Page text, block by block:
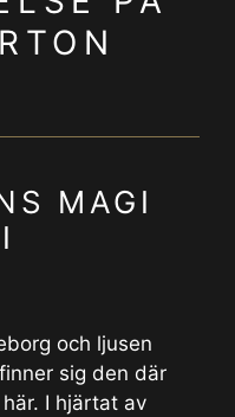
MAGI
och ljusen
sig den där
I hjärtat av